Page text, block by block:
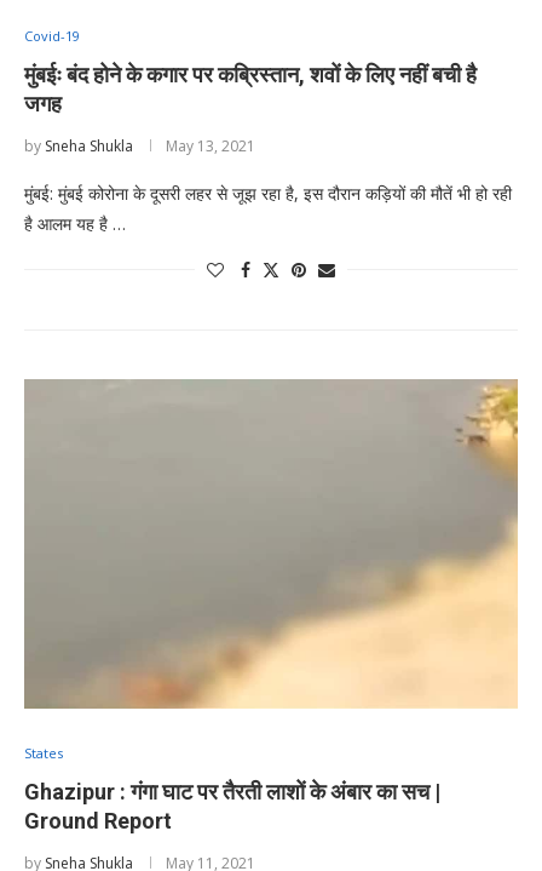
Covid-19
मुंबईः बंद होने के कगार पर कब्रिस्तान, शवों के लिए नहीं बची है
जगह
by Sneha Shukla May 13, 2021
मुंबई: मुंबई कोरोना के दूसरी लहर से जूझ रहा है, इस दौरान कड़ियों की मौतें भी हो रही
है आलम यह है …
States
Ghazipur : गंगा घाट पर तैरती लाशों के अंबार का सच |
Ground Report
by Sneha Shukla May 11, 2021